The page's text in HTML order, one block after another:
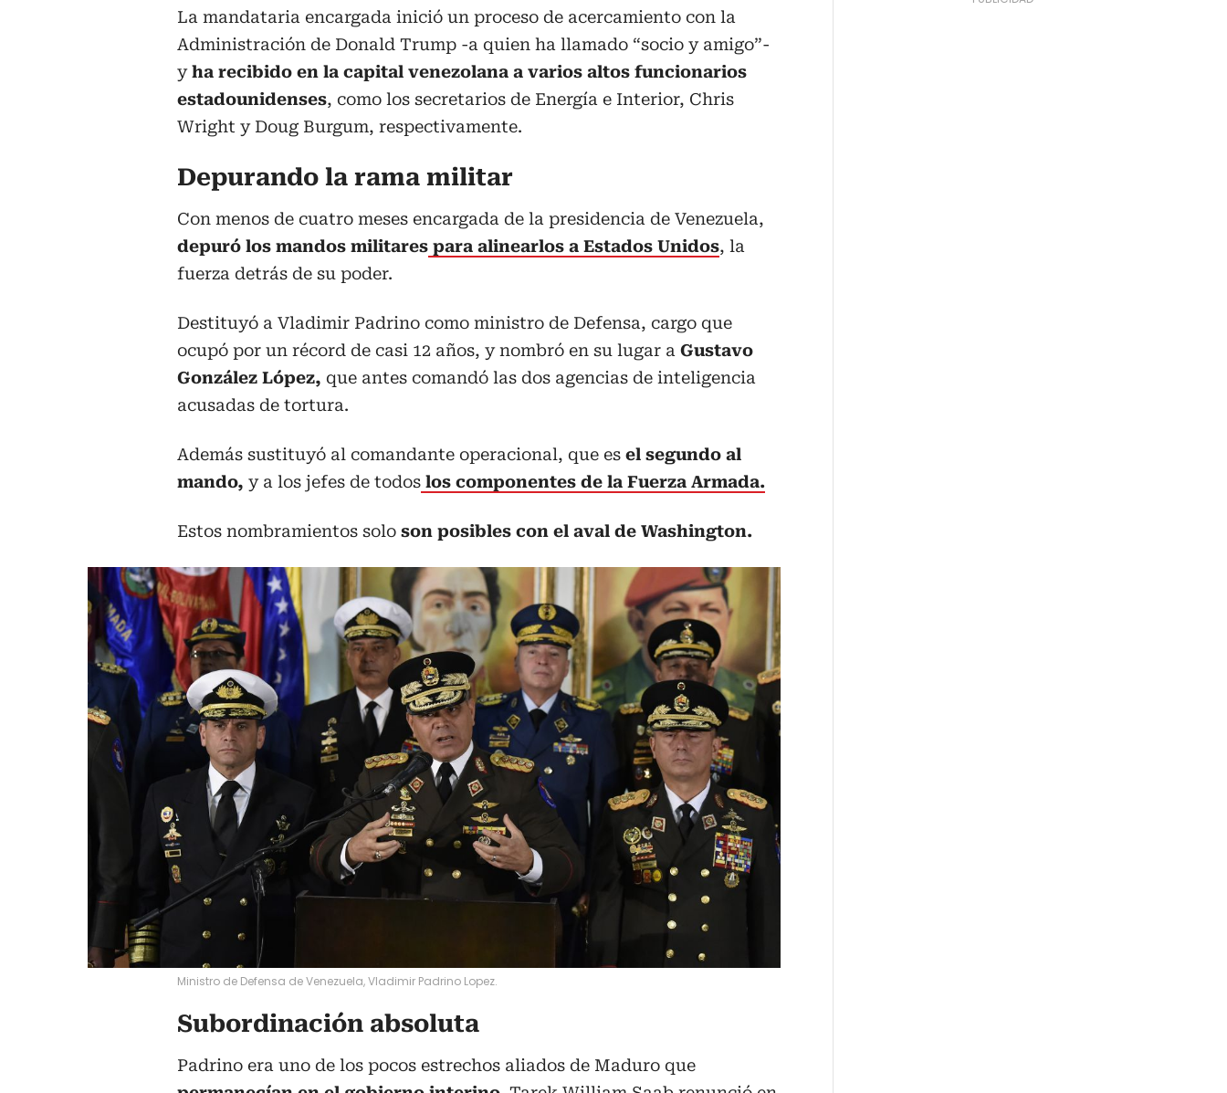
La mandataria encargada inició un proceso de acercamiento con la
Administración de Donald Trump -a quien ha llamado “socio y amigo”-
yha recibido en la capital venezolana a varios altos funcionarios
estadounidenses, como los secretarios de Energía e Interior, Chris
Wright y Doug Burgum, respectivamente.
Depurando la rama militar
Con menos de cuatro meses encargada de la presidencia de Venezuela,
depuró los mandos militares para alinearlos a Estados Unidos, la
fuerza detrás de su poder.
Destituyó a Vladimir Padrino como ministro de Defensa, cargo que
ocupó por un récord de casi 12 años, y nombró en su lugar a Gustavo
González López, que antes comandó las dos agencias de inteligencia
acusadas de tortura.
Además sustituyó al comandante operacional, que es el segundo al
mando, y a los jefes de todos los componentes de la Fuerza Armada.
Estos nombramientos solo son posibles con el aval de Washington.
Ministro de Defensa de Venezuela, Vladimir Padrino Lopez.
Subordinación absoluta
Padrino era uno de los pocos estrechos aliados de Maduro que